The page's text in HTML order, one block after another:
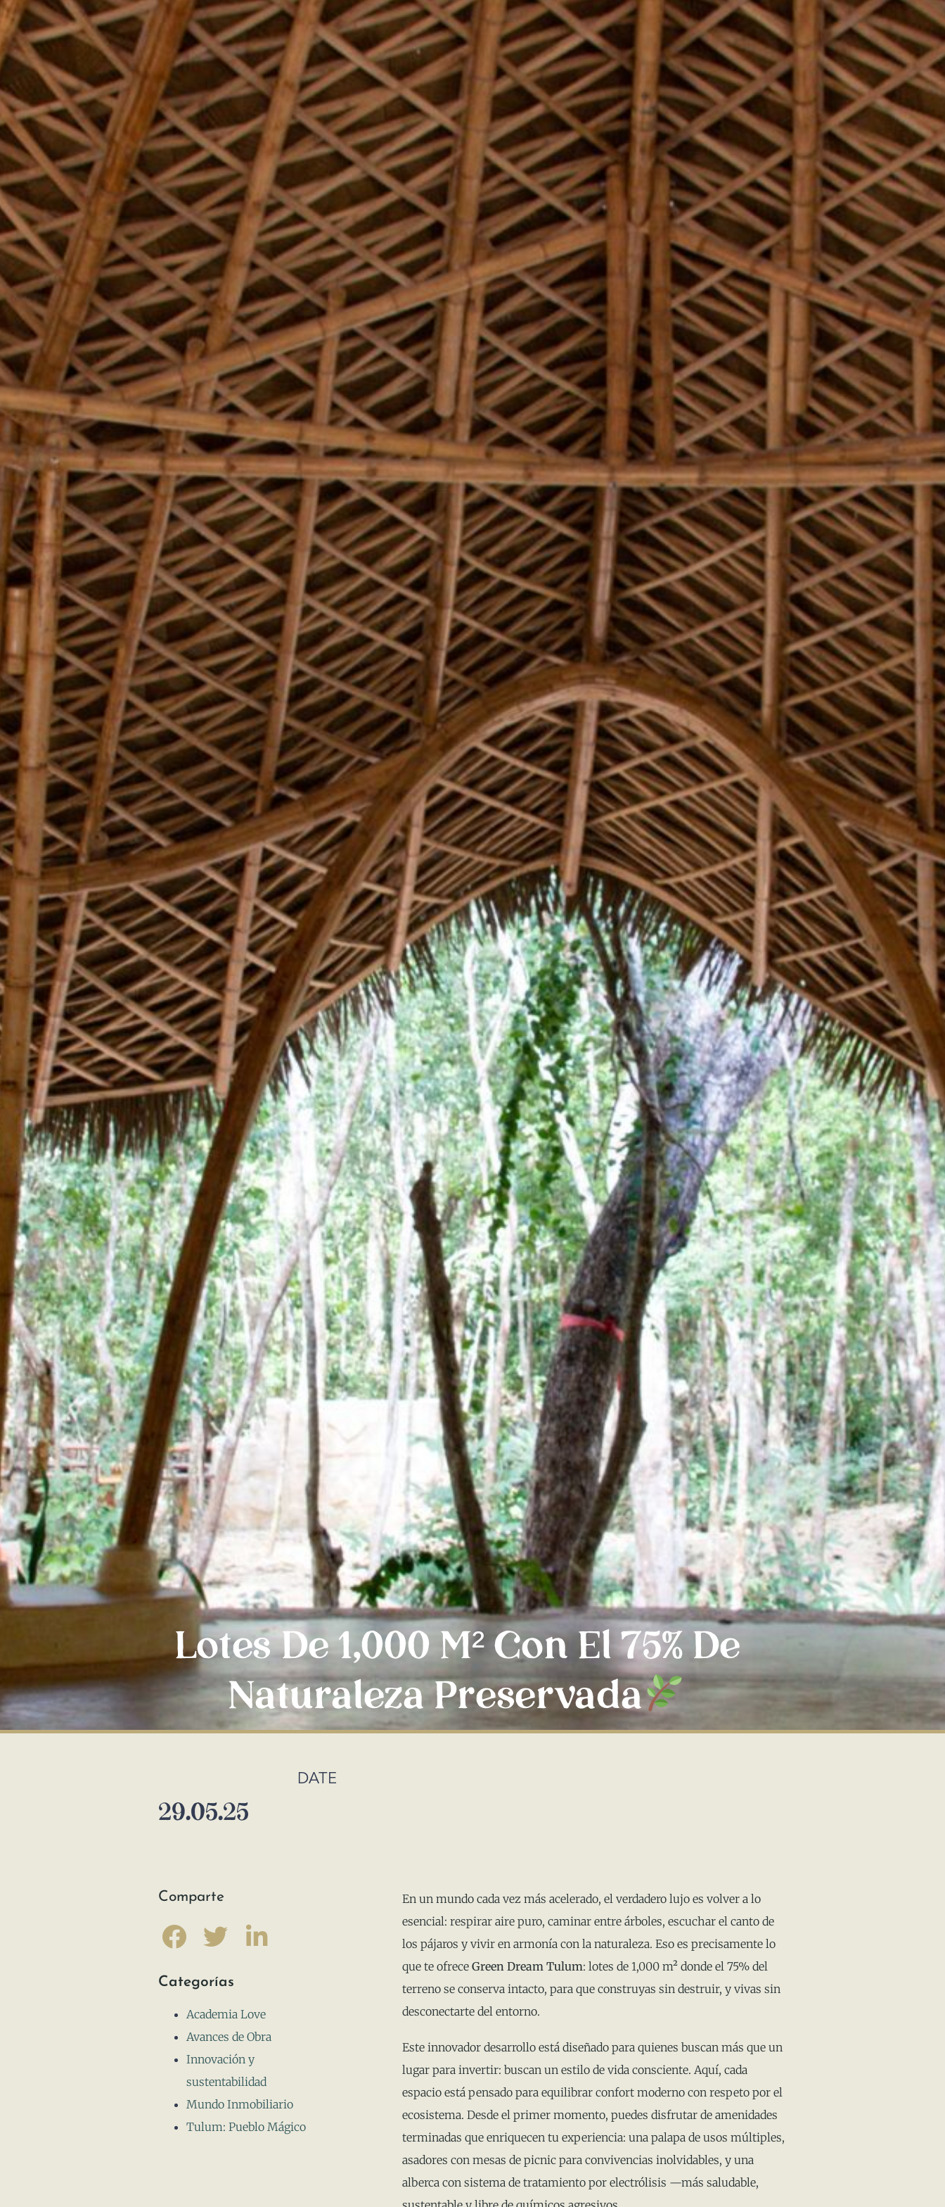
Lotes De 1,000 M² Con El 75% De
Naturaleza Preservada
DATE
29.05.25
Comparte
Categorías
Academia Love
Avances de Obra
Innovación y
sustentabilidad
Mundo Inmobiliario
Tulum: Pueblo Mágico
En un mundo cada vez más acelerado, el verdadero lujo es volver a lo
esencial: respirar aire puro, caminar entre árboles, escuchar el canto de
los pájaros y vivir en armonía con la naturaleza. Eso es precisamente lo
que te ofrece Green Dream Tulum: lotes de 1,000 m² donde el 75% del
terreno se conserva intacto, para que construyas sin destruir, y vivas sin
desconectarte del entorno.
Este innovador desarrollo está diseñado para quienes buscan más que un
lugar para invertir: buscan un estilo de vida consciente. Aquí, cada
espacio está pensado para equilibrar confort moderno con respeto por el
ecosistema. Desde el primer momento, puedes disfrutar de amenidades
terminadas que enriquecen tu experiencia: una palapa de usos múltiples,
asadores con mesas de picnic para convivencias inolvidables, y una
alberca con sistema de tratamiento por electrólisis —más saludable,